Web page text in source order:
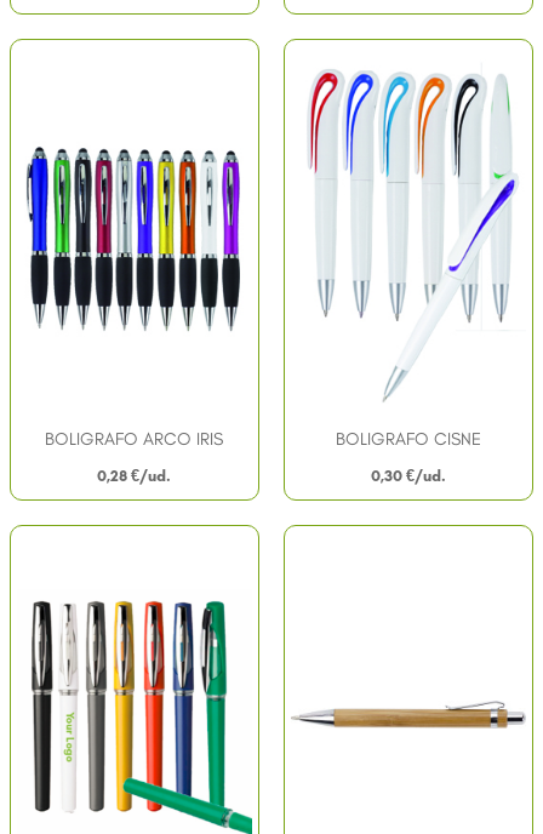
BOLIGRAFO ARCO IRIS
0,28 €
BOLIGRAFO CISNE
0,30 €